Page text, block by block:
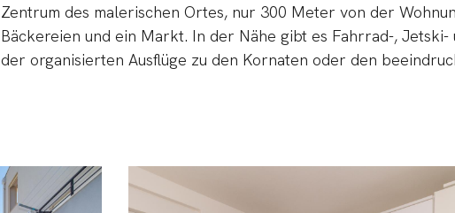
Zentrum des malerischen Ortes, nur 300 Meter von der
Bäckereien und ein Markt. In der Nähe gibt es Fahrrad-,
der organisierten Ausflüge zu den Kornaten oder den